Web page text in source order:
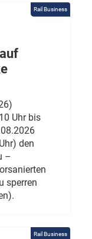
Rail Business
Uhr bis
den
–
sperren
Rail Business